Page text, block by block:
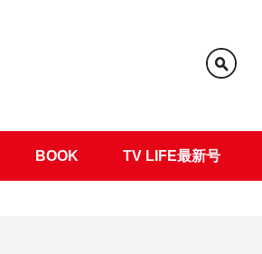
BOOK TV LIFE最新号